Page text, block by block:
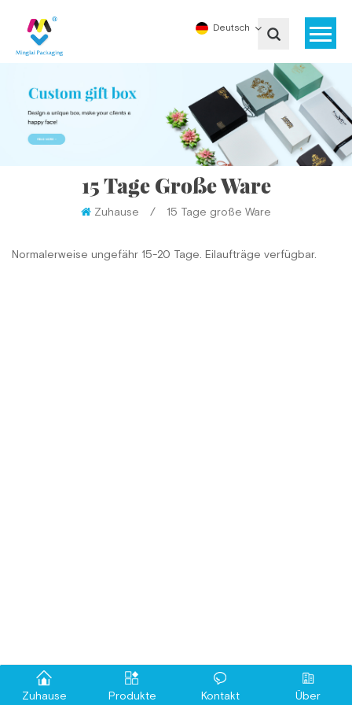
Deutsch
15 Tage Große Ware
Zuhause / 15 Tage große Ware
Normalerweise ungefähr 15-20 Tage. Eilaufträge verfügbar.
Zuhause Produkte Über
Kontakt